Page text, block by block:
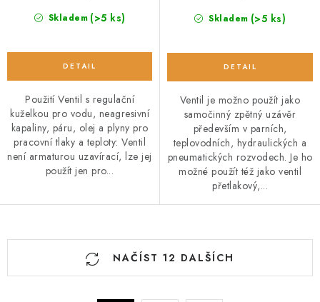
Skladem (>5 ks)
Použití Ventil s regulační
kuželkou pro vodu, neagresivní
kapaliny, páru, olej a plyny pro
pracovní tlaky a teploty: Ventil
není armaturou uzavírací, lze jej
použít jen pro...
Skladem (>5 ks)
Ventil je možno použít jako
samočinný zpětný uzávěr
především v parních,
teplovodních, hydraulických a
pneumatických rozvodech. Je ho
možné použít též jako ventil
přetlakový,...
O
NAČÍST 12 DALŠÍCH